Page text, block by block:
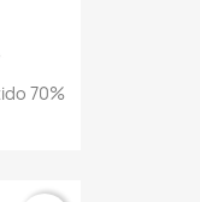
70%